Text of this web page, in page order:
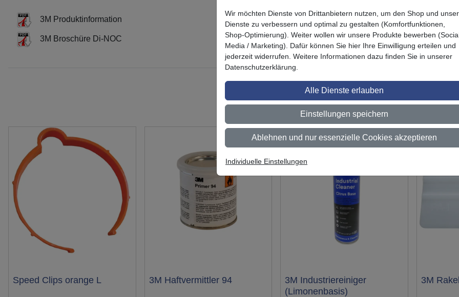
3M Produktinformation
3M Broschüre Di-NOC
Das könnte Sie auch interessieren
Test
Speed Clips orange L Test
3M Haftvermittler 94 Test
3M Industriereiniger
(Limonenbasis)
Test
3M
Wir möchten Dienste von Drittanbietern nutzen, um den Shop und
Dienste zu verbessern und optimal zu gestalten (Komfortfunktionen,
Shop-Optimierung). Weiter wollen wir unsere Produkte bewerben
Media / Marketing). Dafür können Sie hier Ihre Einwilligung erteilen und
jederzeit widerrufen. Weitere Informationen dazu finden Sie in unserer
Datenschutzerklärung.
Alle Dienste erlauben
Einstellungen speichern
Ablehnen und nur essenzielle Cookies akzeptieren
Individuelle Einstellungen